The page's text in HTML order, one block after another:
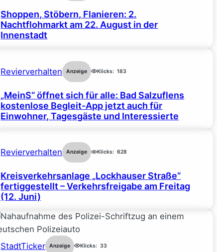
Shoppen, Stöbern, Flanieren: 2.
Nachtflohmarkt am 22. August in der
Innenstadt
Revierverhalten Anzeige Klicks: 183
„MeinS“ öffnet sich für alle: Bad Salzuflens
kostenlose Begleit-App jetzt auch für
Einwohner, Tagesgäste und Interessierte
Revierverhalten Anzeige Klicks: 628
Kreisverkehrsanlage „Lockhauser Straße“
fertiggestellt – Verkehrsfreigabe am Freitag
(12. Juni)
StadtTicker Anzeige Klicks: 33